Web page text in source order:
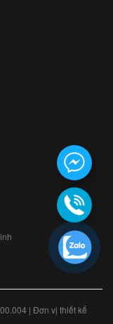
| Đơn vị thiết kế